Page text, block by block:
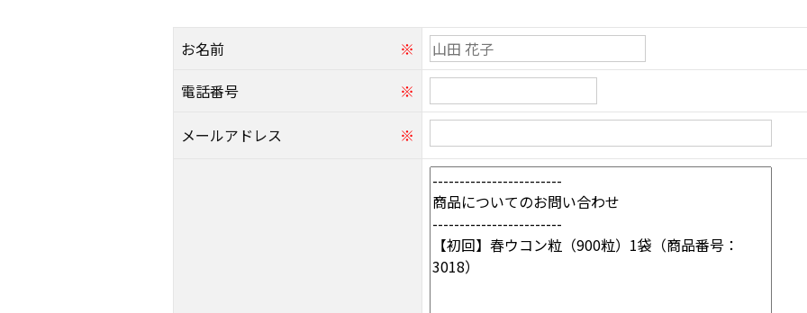
ギフト・取り寄せ商品
お名前
※
電話番号
※
メールアドレス ※